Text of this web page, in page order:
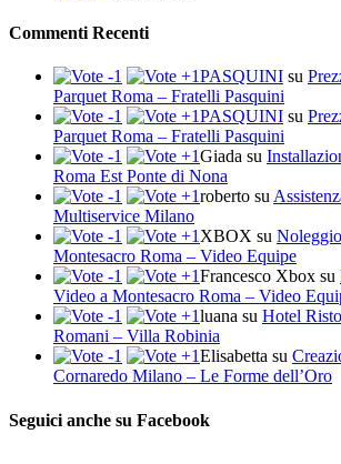
Commenti Recenti
PASQUINI su
Parquet Roma – Fratelli Pasquini
PASQUINI su
Parquet Roma – Fratelli Pasquini
Giada su
Roma Est Ponte di Nona
roberto su
Multiservice Milano
XBOX su
Montesacro Roma – Video Equipe
Francesco Xbox su
Video a Montesacro Roma – Video
luana su Hotel
Romani – Villa Robinia
Elisabetta su
Cornaredo Milano – Le Forme dell’Oro
Seguici anche su Facebook